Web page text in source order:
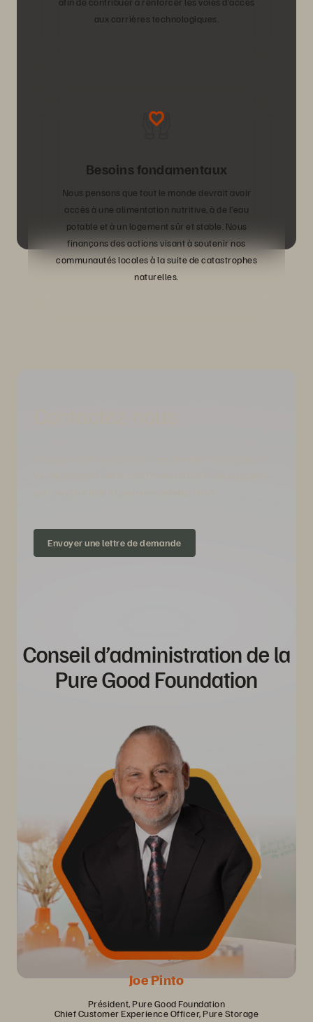
aux carrières technologiques.
Besoins fondamentaux
Nous pensons que tout le monde devrait avoir
accès à une alimentation nutritive, à de l’eau
potable et à un logement sûr et stable. Nous
finançons des actions visant à soutenir nos
communautés locales à la suite de catastrophes
naturelles.
Envoyer une lettre de demande
Conseil d’administration de la
Pure Good Foundation
Joe Pinto
Président, Pure Good Foundation
Chief Customer Experience Officer, Pure Storage